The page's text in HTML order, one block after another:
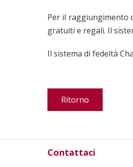
Per il raggiungimento
gratuiti e regali. Il
Il sistema di fedeltà
Ritorno
Contattaci